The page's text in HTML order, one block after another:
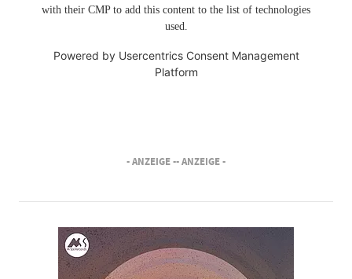
with their CMP to add this content to the list of technologies
used.
Powered by Usercentrics Consent Management
Platform
- ANZEIGE -- ANZEIGE -